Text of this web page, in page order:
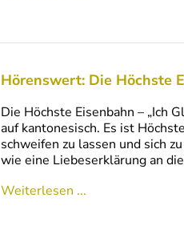
Hörenswert: Die Höchste
Die Höchste Eisenbahn – „Ich
auf kantonesisch. Es ist
schweifen zu lassen und sich
wie eine Liebeserklärung an
Weiterlesen ...